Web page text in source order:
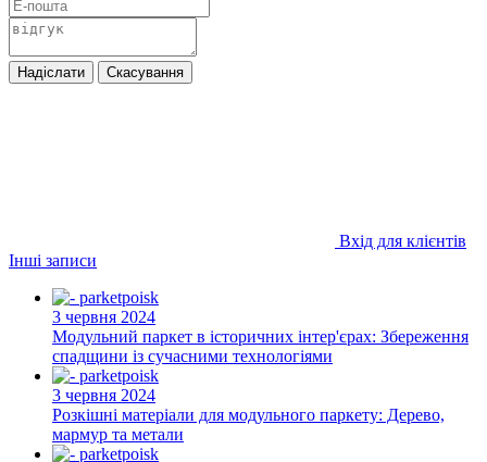
Надіслати Скасування
Вхід для клієнтів
Інші записи
3 червня 2024
Модульний паркет в історичних інтер'єрах: Збереження
спадщини із сучасними технологіями
3 червня 2024
Розкішні матеріали для модульного паркету: Дерево,
мармур та метали